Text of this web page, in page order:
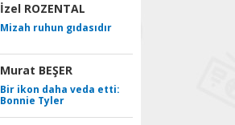
İzel ROZENTAL
Mizah ruhun gıdasıdır
Murat BEŞER
Bir ikon daha veda etti:
Bonnie Tyler